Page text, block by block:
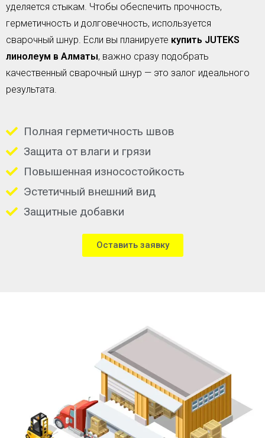
уделяется стыкам. Чтобы обеспечить прочность,
герметичность и долговечность, используется
сварочный шнур. Если вы планируете купить JUTEKS
линолеум в Алматы, важно сразу подобрать
качественный сварочный шнур — это залог идеального
результата.
Полная герметичность швов
Защита от влаги и грязи
Повышенная износостойкость
Эстетичный внешний вид
Защитные добавки
Оставить заявку